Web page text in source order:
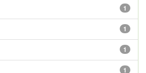
1
1
1
1